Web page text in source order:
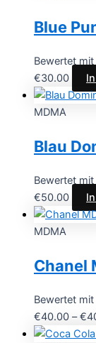
Blue
Bewertet mit
€30.00
MDMA
Blau
Bewertet mit
€50.00
MDMA
Chanel
Bewertet mit
€40.00 –€